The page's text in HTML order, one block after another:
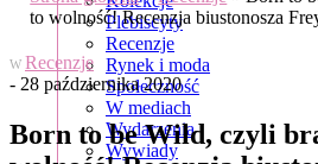
Plebiscyty
Recenzje
Rynek i moda
Społeczność
W mediach
Wydarzenia
Wywiady
to wolność! Recenzja biustonosza
W Recenzje
- 28 października 2020
Born to be Wild, czyli